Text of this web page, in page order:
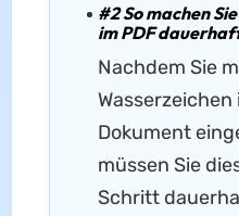
#2 So machen
im PDF
Nachdem Sie
Dokument
müssen Sie
Schritt